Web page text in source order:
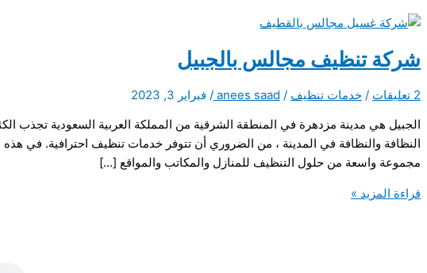
شركة تنظيف مجالس بالجبيل
2 تعليقات / خدمات تنظيف /
anees saad
/ فبراير 3, 2023
الجبيل هي مدينة مزدهرة في المنطقة الشرقية من المملكة العربية السعودية تجذب
النظافة والنظافة في المدينة ، من الضروري أن تتوفر خدمات تنظيف احترافية. في
مجموعة واسعة من حلول التنظيف للمنازل والمكاتب والمواقع […]
شركة
قراءة المزيد »